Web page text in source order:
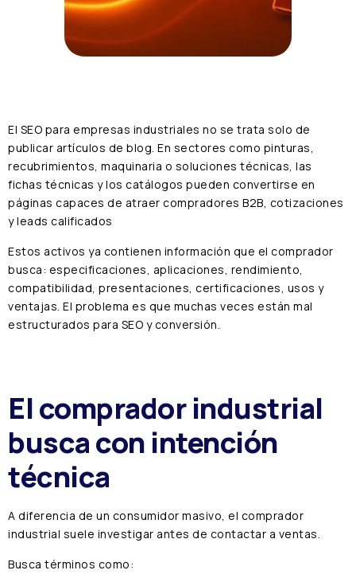
El SEO para empresas industriales no se trata solo de
publicar artículos de blog. En sectores como pinturas,
recubrimientos, maquinaria o soluciones técnicas, las
fichas técnicas y los catálogos pueden convertirse en
páginas capaces de atraer compradores B2B, cotizaciones
y leads calificados
Estos activos ya contienen información que el comprador
busca: especificaciones, aplicaciones, rendimiento,
compatibilidad, presentaciones, certificaciones, usos y
ventajas. El problema es que muchas veces están mal
estructurados para SEO y conversión.
El comprador industrial
busca con intención
técnica
A diferencia de un consumidor masivo, el comprador
industrial suele investigar antes de contactar a ventas.
Busca términos como: